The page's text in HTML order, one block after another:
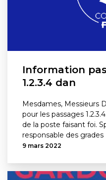
Information
1.2.3.4 dan
Mesdames, Messieurs
pour les passages
de la poste faisant foi.
responsable des grades
9 mars 2022